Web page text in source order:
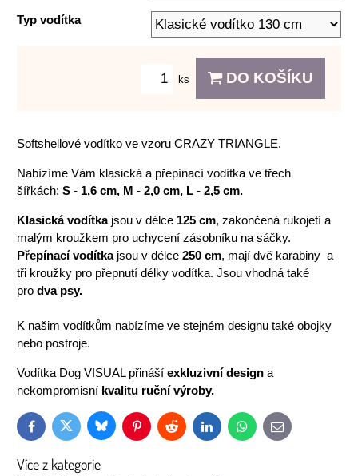
Typ vodítka
ks DO KOŠÍKU
Softshellové vodítko ve vzoru CRAZY TRIANGLE.
Nabízíme Vám klasická a přepínací vodítka ve třech
šířkách: S - 1,6 cm, M - 2,0 cm, L - 2,5 cm.
Klasická vodítkajsou v délce 125 cm, zakončená rukojetí a
malým kroužkem pro uchycení zásobníku na sáčky.
Přepínací vodítkajsou v délce 250 cm, mají dvě karabiny a
tři kroužky pro přepnutí délky vodítka. Jsou vhodná také
pro dva psy.
K našim vodítkům nabízíme ve stejném designu také obojky
nebo postroje.
Vodítka Dog VISUAL přináší exkluzivní design a
nekompromisní kvalitu ruční výroby.
FacebookTwitter BlueskyPinterestReddit LinkedInWhatsApp
E-
mail
Více z kategorie